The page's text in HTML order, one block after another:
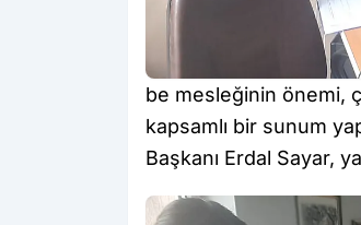
be mesleğinin önemi,
kapsamlı bir sunum
Başkanı Erdal Sayar,